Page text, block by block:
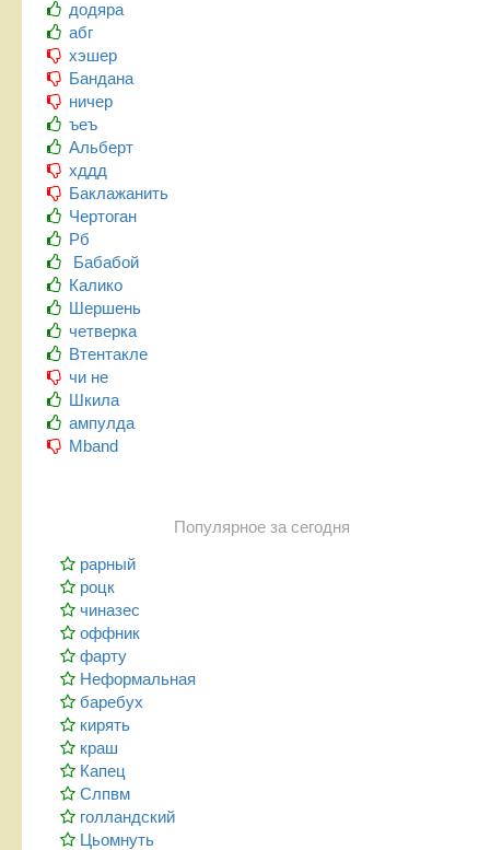
додяра
абг
хэшер
Бандана
ничер
ъеъ
Альберт
хддд
Баклажанить
Чертоган
Рб
Бабабой
Калико
Шершень
четверка
Втентакле
чи не
Шкила
ампулда
Mband
Популярное за сегодня
рарный
роцк
чиназес
оффник
фарту
Неформальная
баребух
кирять
краш
Капец
Слпвм
голландский
Цьомнуть